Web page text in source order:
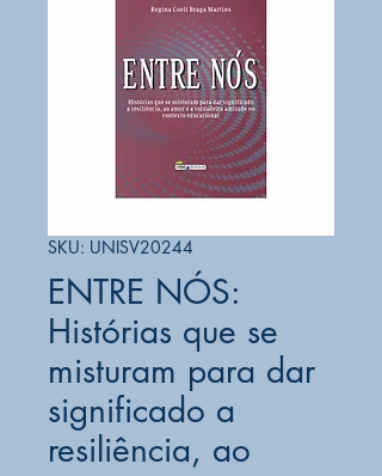
SKU: UNISV20244
ENTRE NÓS:
Histórias que se
misturam para dar
significado a
resiliência, ao